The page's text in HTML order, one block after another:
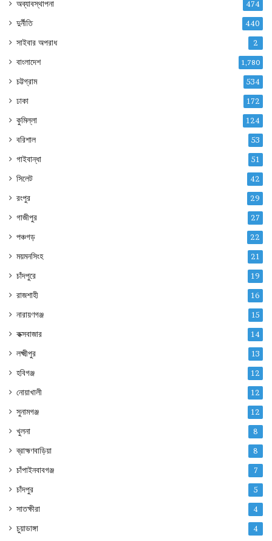
অব্যাবস্থাপনা 474
দুর্নীতি 440
সাইবার অপরাধ 2
বাংলাদেশ 1,780
চট্টগ্রাম 534
ঢাকা 172
কুমিল্লা 124
বরিশাল 53
গাইবান্ধা 51
সিলেট 42
রংপুর 29
গাজীপুর 27
পঞ্চগড় 22
ময়মনসিংহ 21
চাঁদপুরে 19
রাজশাহী 16
নারায়ণগঞ্জ 15
কক্সবাজার 14
লক্ষ্মীপুর 13
হবিগঞ্জ 12
নোয়াখালী 12
সুনামগঞ্জ 12
খুলনা 8
ব্রাহ্মণবাড়িয়া 8
চাঁপাইনবাবগঞ্জ 7
চাঁদপুর 5
সাতক্ষীরা 4
চুয়াডাঙ্গা 4